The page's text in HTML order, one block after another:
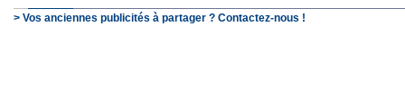
> Vos anciennes publicités à partager ? Contactez-nous !